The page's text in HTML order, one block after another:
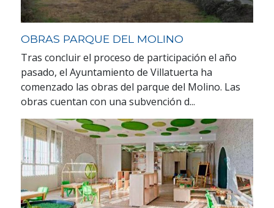
OBRAS PARQUE DEL MOLINO
Tras concluir el proceso de participación el año
pasado, el Ayuntamiento de Villatuerta ha
comenzado las obras del parque del Molino. Las
obras cuentan con una subvención d...